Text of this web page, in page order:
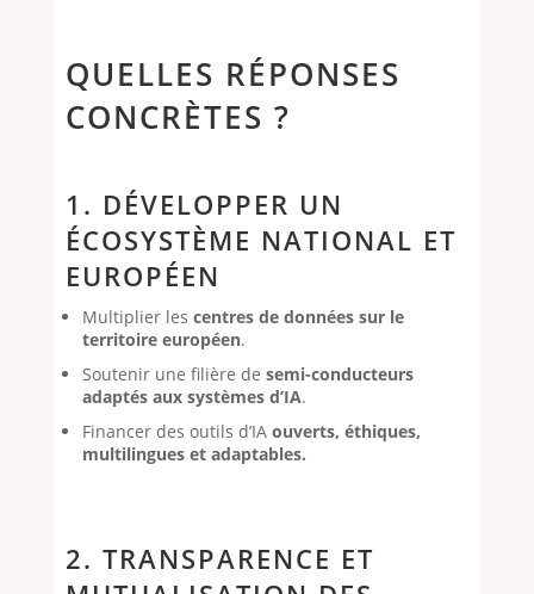
QUELLES RÉPONSES
CONCRÈTES ?
1. DÉVELOPPER UN
ÉCOSYSTÈME NATIONAL ET
EUROPÉEN
Multiplier les centres de données sur le
territoire européen.
Soutenir une filière de semi-conducteurs
adaptés aux systèmes d’IA.
Financer des outils d’IA ouverts, éthiques,
multilingues et adaptables.
2. TRANSPARENCE ET